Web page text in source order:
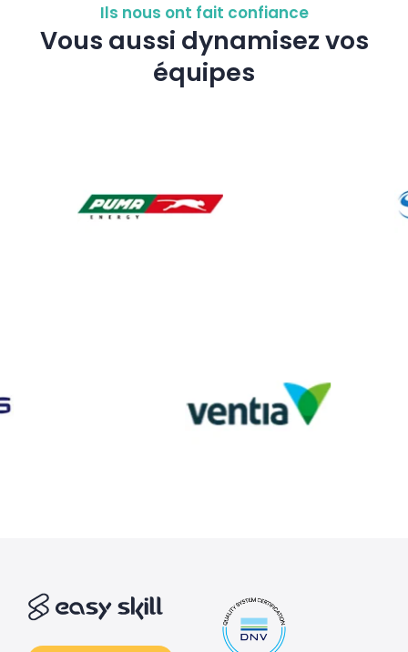
Ils nous ont fait confiance
Vous aussi dynamisez vos
équipes